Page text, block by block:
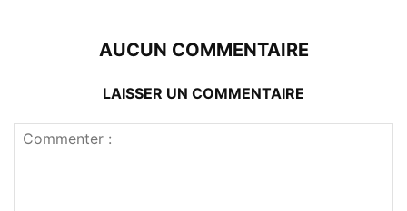
AUCUN COMMENTAIRE
LAISSER UN COMMENTAIRE